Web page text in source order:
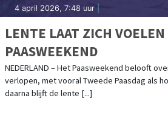
4 april 2026, 7:48 uur
LENTE LAAT ZICH
PAASWEEKEND
NEDERLAND – Het Paasweekend belooft
verlopen, met vooral Tweede Paasdag als
daarna blijft de lente [...]